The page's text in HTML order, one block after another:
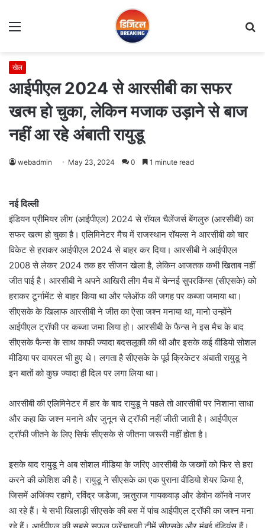
Menu
खेल
आईपीएल 2024 से आरसीबी का सफर
खत्म हो चुका, लेकिन मजाक उड़ाने से बाज
नहीं आ रहे अंबाती रायुडू
webadmin May 23, 2024 0 1 minute read
नई दिल्ली
इंडियन प्रीमियर लीग (आईपीएल) 2024 से रॉयल चैलेंजर्स बेंगलुरु (आरसीबी) का
सफर खत्म हो चुका है। एलिमिनेटर मैच में राजस्थान रॉयल्स ने आरसीबी को चार
विकेट से हराकर आईपीएल 2024 से बाहर कर दिया। आरसीबी ने आईपीएल
2008 से लेकर 2024 तक हर सीजन खेला है, लेकिन आजतक कभी खिताब नहीं
जीत पाई है। आरसीबी ने अपने आखिरी लीग मैच में चेन्नई सुपरकिंग्स (सीएसके) को
हराकर टूर्नामेंट से बाहर किया था और प्लेऑफ की जगह पर कब्जा जमाया था।
सीएसके के खिलाफ आरसीबी ने जीत का ऐसा जश्न मनाया था, मानो उन्होंने
आईपीएल ट्रॉफी पर कब्जा जमा लिया हो। आरसीबी के फैन्स ने इस मैच के बाद
सीएसके फैन्स के साथ काफी ज्यादा बदसलूकी की थी और इसके कई वीडियो सोशल
मीडिया पर वायरल भी हुए थे। लगता है सीएसके के पूर्व क्रिकेटर अंबाती रायुडू ने
इन बातों को कुछ ज्यादा ही दिल पर लगा लिया था।
आरसीबी की एलिमिनेटर में हार के बाद रायुडू ने पहले तो आरसीबी पर निशाना साधा
और कहा कि जश्न मनाने और जुनून से ट्रॉफी नहीं जीती जाती है। आईपीएल
ट्रॉफी जीतने के लिए सिर्फ सीएसके से जीतना जरूरी नहीं होता है।
इसके बाद रायुडू ने अब सोशल मीडिया के जरिए आरसीबी के जख्मों को फिर से हरा
करने की कोशिश की है। रायुडू ने सीएसके का एक पुराना वीडियो शेयर किया है,
जिसमें अजिंक्य रहाणे, रविंद्र जडेजा, ऋतुराज गायकवाड़ और डेवोन कॉनवे नजर
आ रहे हैं। ये सभी खिलाड़ी सीएसके की बस में पांच आईपीएल ट्रॉफी का जश्न मना